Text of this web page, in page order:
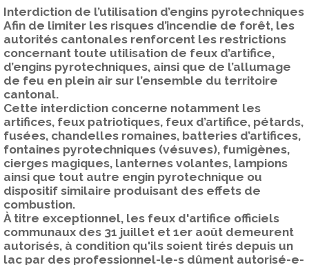
Interdiction de l’utilisation d’engins pyrotechniques
Afin de limiter les risques d’incendie de forêt, les
autorités cantonales renforcent les restrictions
concernant toute utilisation de feux d’artifice,
d’engins pyrotechniques, ainsi que de l’allumage
de feu en plein air sur l’ensemble du territoire
cantonal.
Cette interdiction concerne notamment les
artifices, feux patriotiques, feux d’artifice, pétards,
fusées, chandelles romaines, batteries d’artifices,
fontaines pyrotechniques (vésuves), fumigènes,
cierges magiques, lanternes volantes, lampions
ainsi que tout autre engin pyrotechnique ou
dispositif similaire produisant des effets de
combustion.
À titre exceptionnel, les feux d'artifice officiels
communaux des 31 juillet et 1er août demeurent
autorisés, à condition qu'ils soient tirés depuis un
lac par des professionnel-le-s dûment autorisé-e-